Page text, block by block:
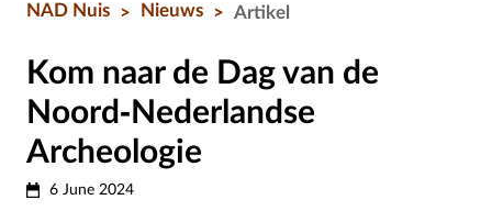
NAD Nuis > Nieuws > Artikel
Kom naar de Dag van de
Noord-Nederlandse
Archeologie
6 June 2024